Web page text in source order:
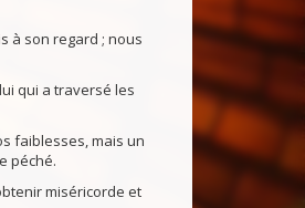
à son regard ; nous
qui a traversé les
faiblesses, mais un
péché.
miséricorde et